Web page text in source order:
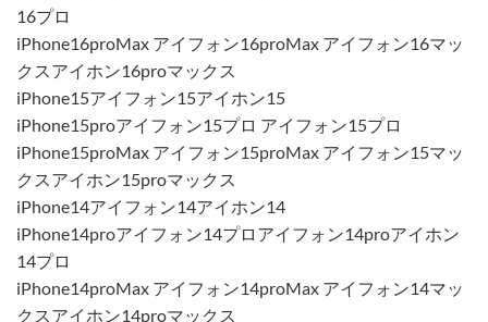
16プロ
iPhone16proMax アイフォン16proMax アイフォン16マッ
クスアイホン16proマックス
iPhone15アイフォン15アイホン15
iPhone15proアイフォン15プロ アイフォン15プロ
iPhone15proMax アイフォン15proMax アイフォン15マッ
クスアイホン15proマックス
iPhone14アイフォン14アイホン14
iPhone14proアイフォン14プロアイフォン14proアイホン
14プロ
iPhone14proMax アイフォン14proMax アイフォン14マッ
クスアイホン14proマックス